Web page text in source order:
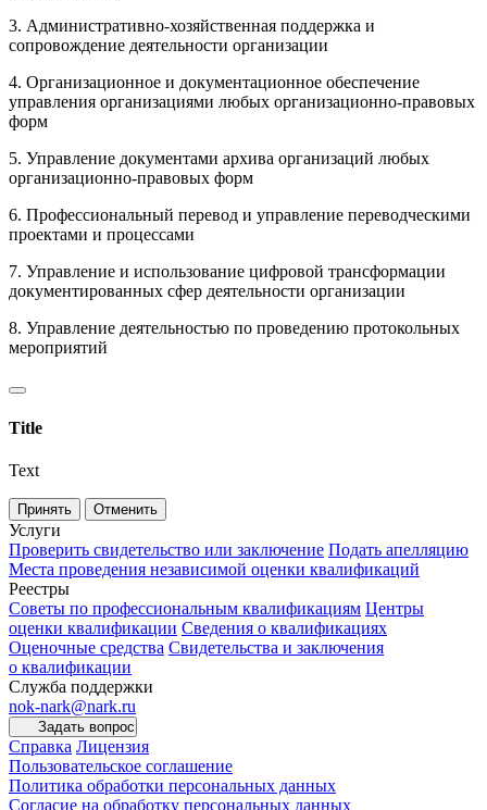
3. Административно-хозяйственная поддержка и
сопровождение деятельности организации
4. Организационное и документационное обеспечение
управления организациями любых организационно-правовых
форм
5. Управление документами архива организаций любых
организационно-правовых форм
6. Профессиональный перевод и управление переводческими
проектами и процессами
7. Управление и использование цифровой трансформации
документированных сфер деятельности организации
8. Управление деятельностью по проведению протокольных
мероприятий
Title
Text
Принять Отменить
Услуги
Проверить свидетельство или заключение Подать апелляцию
Места проведения независимой оценки квалификаций
Реестры
Советы по профессиональным квалификациям Центры
оценки квалификации Сведения о квалификациях
Оценочные средства Свидетельства и заключения
о квалификации
Служба поддержки
nok-nark@nark.ru
Задать вопрос
Справка Лицензия
Пользовательское соглашение
Политика обработки персональных данных
Согласие на обработку персональных данных